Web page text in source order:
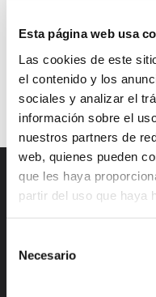
Esta página web usa
Las cookies de este
el contenido y los
sociales y analizar el
información sobre el
nuestros partners de
web, quienes pueden
que les haya
partir del uso que haya
Necesario
marketing on social media
social media strategies
Continuar leyendo